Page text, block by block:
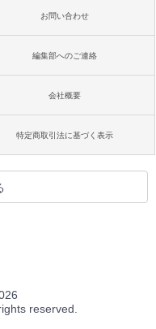
お問い合わせ
編集部へのご連絡
会社概要
特定商取引法に基づく表示
reserved.